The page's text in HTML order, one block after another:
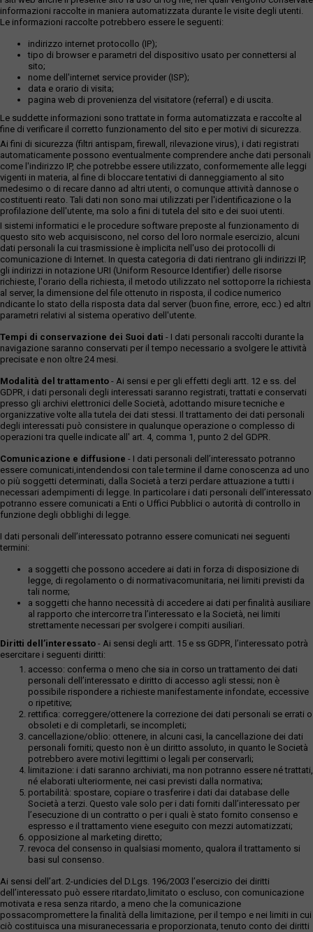
informazioni raccolte in maniera automatizzata durante le visite degli utenti.
Le informazioni raccolte potrebbero essere le seguenti:
indirizzo internet protocollo (IP);
tipo di browser e parametri del dispositivo usato per connettersi al
sito;
nome dell'internet service provider (ISP);
data e orario di visita;
pagina web di provenienza del visitatore (referral) e di uscita.
Le suddette informazioni sono trattate in forma automatizzata e raccolte al
fine di verificare il corretto funzionamento del sito e per motivi di sicurezza.
Ai fini di sicurezza (filtri antispam, firewall, rilevazione virus), i dati registrati
automaticamente possono eventualmente comprendere anche dati personali
come l'indirizzo IP, che potrebbe essere utilizzato, conformemente alle leggi
vigenti in materia, al fine di bloccare tentativi di danneggiamento al sito
medesimo o di recare danno ad altri utenti, o comunque attività dannose o
costituenti reato. Tali dati non sono mai utilizzati per l'identificazione o la
profilazione dell'utente, ma solo a fini di tutela del sito e dei suoi utenti.
I sistemi informatici e le procedure software preposte al funzionamento di
questo sito web acquisiscono, nel corso del loro normale esercizio, alcuni
dati personali la cui trasmissione è implicita nell'uso dei protocolli di
comunicazione di Internet. In questa categoria di dati rientrano gli indirizzi IP,
gli indirizzi in notazione URI (Uniform Resource Identifier) delle risorse
richieste, l'orario della richiesta, il metodo utilizzato nel sottoporre la richiesta
al server, la dimensione del file ottenuto in risposta, il codice numerico
ndicante lo stato della risposta data dal server (buon fine, errore, ecc.) ed altri
parametri relativi al sistema operativo dell'utente.
Tempi di conservazione dei Suoi dati - I dati personali raccolti durante la
navigazione saranno conservati per il tempo necessario a svolgere le attività
precisate e non oltre 24 mesi.
Modalità del trattamento - Ai sensi e per gli effetti degli artt. 12 e ss. del
GDPR, i dati personali degli interessati saranno registrati, trattati e conservati
presso gli archivi elettronici delle Società, adottando misure tecniche e
organizzative volte alla tutela dei dati stessi. Il trattamento dei dati personali
degli interessati può consistere in qualunque operazione o complesso di
operazioni tra quelle indicate all' art. 4, comma 1, punto 2 del GDPR.
Comunicazione e diffusione - I dati personali dell’interessato potranno
essere comunicati,intendendosi con tale termine il darne conoscenza ad uno
o più soggetti determinati, dalla Società a terzi perdare attuazione a tutti i
necessari adempimenti di legge. In particolare i dati personali dell’interessato
potranno essere comunicati a Enti o Uffici Pubblici o autorità di controllo in
funzione degli obblighi di legge.
I dati personali dell’interessato potranno essere comunicati nei seguenti
termini:
a soggetti che possono accedere ai dati in forza di disposizione di
legge, di regolamento o di normativacomunitaria, nei limiti previsti da
tali norme;
a soggetti che hanno necessità di accedere ai dati per finalità ausiliare
al rapporto che intercorre tra l’interessato e la Società, nei limiti
strettamente necessari per svolgere i compiti ausiliari.
Diritti dell’interessato - Ai sensi degli artt. 15 e ss GDPR, l’interessato potrà
esercitare i seguenti diritti:
accesso: conferma o meno che sia in corso un trattamento dei dati
personali dell’interessato e diritto di accesso agli stessi; non è
possibile rispondere a richieste manifestamente infondate, eccessive
o ripetitive;
rettifica: correggere/ottenere la correzione dei dati personali se errati o
obsoleti e di completarli, se incompleti;
cancellazione/oblio: ottenere, in alcuni casi, la cancellazione dei dati
personali forniti; questo non è un diritto assoluto, in quanto le Società
potrebbero avere motivi legittimi o legali per conservarli;
limitazione: i dati saranno archiviati, ma non potranno essere né trattati,
né elaborati ulteriormente, nei casi previsti dalla normativa;
portabilità: spostare, copiare o trasferire i dati dai database delle
Società a terzi. Questo vale solo per i dati forniti dall’interessato per
l’esecuzione di un contratto o per i quali è stato fornito consenso e
espresso e il trattamento viene eseguito con mezzi automatizzati;
opposizione al marketing diretto;
revoca del consenso in qualsiasi momento, qualora il trattamento si
basi sul consenso.
Ai sensi dell’art. 2-undicies del D.Lgs. 196/2003 l’esercizio dei diritti
dell’interessato può essere ritardato,limitato o escluso, con comunicazione
motivata e resa senza ritardo, a meno che la comunicazione
possacompromettere la finalità della limitazione, per il tempo e nei limiti in cui
ciò costituisca una misuranecessaria e proporzionata, tenuto conto dei diritti